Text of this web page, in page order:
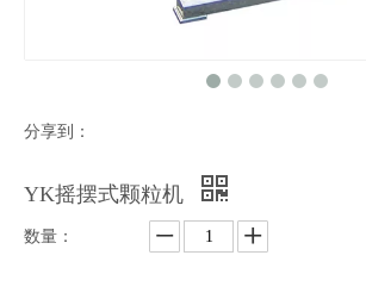
分享到：
YK摇摆式颗粒机
数量：